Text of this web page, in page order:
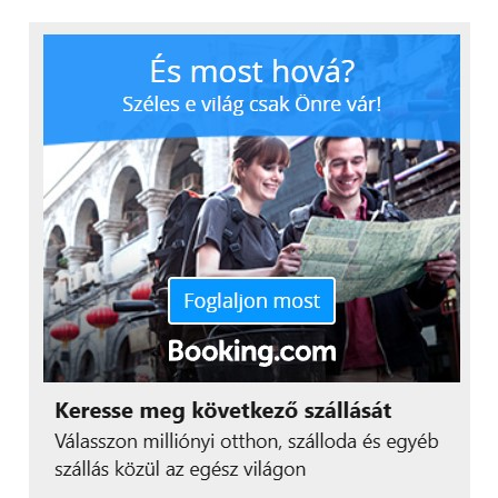
Az alábbiakban egy olyan készüléket fogunk
Nektek röviden bemutatni, amelynek
segítségével motorizálni tudjuk a hagyományos
függönyöket. Alapvetően az ilyesmit lehetővé
tévő eszközök, berendezések rendkívül sokba
kerülnek, akár több százezer forintot is
kóstálhatnak, ehhez képest a SwitchBot Curtain
egy abszolút megfizethető szerkezet.
Mielőtt bárki valami hihetetlen mágiára gondolna, a
SwitchBot Curtain lényegében egy vezeték nélkül
működő robot, ami helyettünk húzza ki vagy be
függönyöket a lakásban.